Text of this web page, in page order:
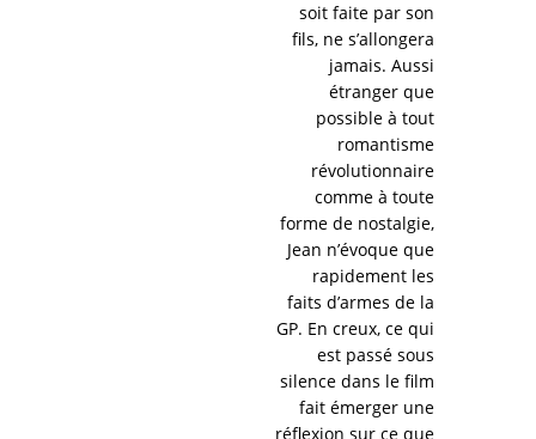
soit faite par son
fils, ne s’allongera
jamais. Aussi
étranger que
possible à tout
romantisme
révolutionnaire
comme à toute
forme de nostalgie,
Jean n’évoque que
rapidement les
faits d’armes de la
GP. En creux, ce qui
est passé sous
silence dans le film
fait émerger une
réflexion sur ce que